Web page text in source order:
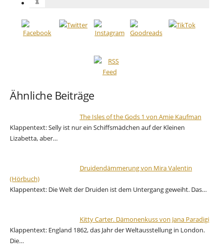
Ähnliche Beiträge
The Isles of the Gods 1 von Amie Kaufman
Klappentext: Selly ist nur ein Schiffsmädchen auf der Kleinen
Lizabetta, aber…
Druidendämmerung von Mira Valentin
(Hörbuch)
Klappentext: Die Welt der Druiden ist dem Untergang geweiht. Das…
Kitty Carter. Dämonenkuss von Jana Paradigi
Klappentext: England 1862, das Jahr der Weltausstellung in London.
Die…